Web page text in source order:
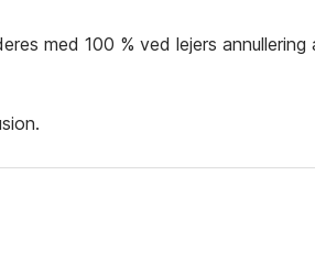
med 100 % ved lejers annullering